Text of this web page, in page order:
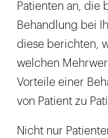
Patienten an, die
Behandlung bei
diese berichten,
welchen
Vorteile einer
von Patient zu
Nicht nur